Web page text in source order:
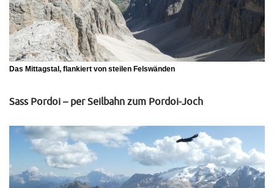
Das Mittagstal, flankiert von steilen Felswänden
Sass Pordoi – per Seilbahn zum Pordoi-Joch